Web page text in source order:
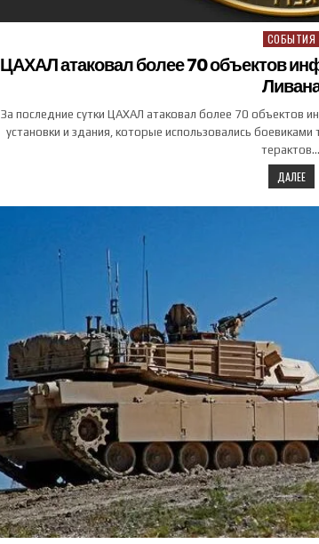
Posted in
СОБЫТИЯ
ЦАХАЛ атаковал более 70 объектов
За последние сутки ЦАХАЛ атаковал более 70 объектов
установки и здания, которые использовались
ДАЛЕЕ